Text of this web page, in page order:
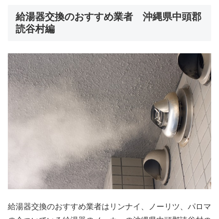
給湯器交換のおすすめ業者 沖縄県中頭郡
読谷村編
給湯器交換のおすすめ業者はリンナイ、ノーリツ、パロマ